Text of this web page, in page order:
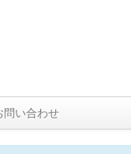
い合わせ